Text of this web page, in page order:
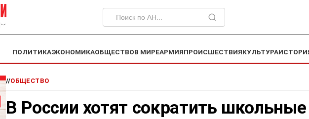
﹀
ПОЛИТИКАЭКОНОМИКАОБЩЕСТВОВ МИРЕАРМИЯПРОИСШЕСТВИЯКУЛЬТУРА
//ОБЩЕСТВО
В России хотят сократить школьные